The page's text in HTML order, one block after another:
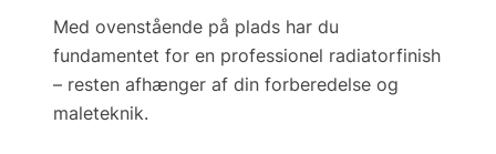
Med ovenstående på plads har du
fundamentet for en professionel radiatorfinish
– resten afhænger af din forberedelse og
maleteknik.